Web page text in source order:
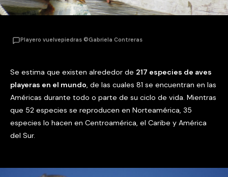
Playero vuelvepiedras ©Gabriela Contreras
Se estima que existen alrededor de 217 especies de aves
playeras en el mundo, de las cuales 81 se encuentran en las
Américas durante todo o parte de su ciclo de vida. Mientras
que 52 especies se reproducen en Norteamérica, 35
especies lo hacen en Centroamérica, el Caribe y América
del Sur.